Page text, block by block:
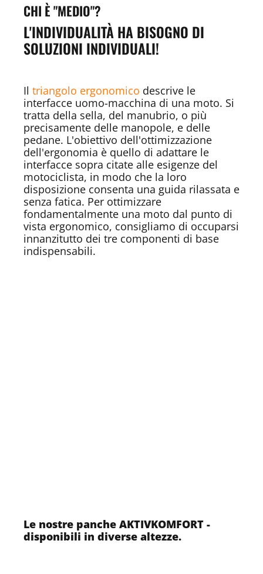
CHI È "MEDIO"?
L'INDIVIDUALITÀ HA BISOGNO DI
SOLUZIONI INDIVIDUALI!
Il triangolo ergonomico descrive le
interfacce uomo-macchina di una moto. Si
tratta della sella, del manubrio, o più
precisamente delle manopole, e delle
pedane. L'obiettivo dell'ottimizzazione
dell'ergonomia è quello di adattare le
interfacce sopra citate alle esigenze del
motociclista, in modo che la loro
disposizione consenta una guida rilassata e
senza fatica. Per ottimizzare
fondamentalmente una moto dal punto di
vista ergonomico, consigliamo di occuparsi
innanzitutto dei tre componenti di base
indispensabili.
Le nostre panche AKTIVKOMFORT -
disponibili in diverse altezze.